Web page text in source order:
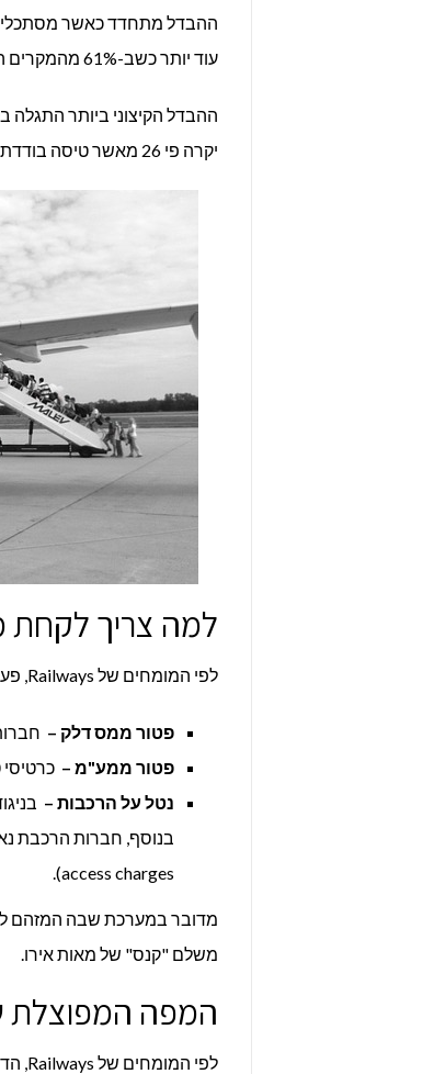
עוד יותר כשב-61% מהמקרים הטיסה מנצחת במחיר.
ההבדל הקיצוני ביותר התגלה
יקרה פי 26 מאשר טיסה בודדת בחברת לואו-קוסט.
למה צריך לקחת
לפי המומחים של Railways, פער המחירים אינו נובע מיעילות של חברות התעופה, אלא ממדיניות המיסוי:
פטור ממס דלק –
פטור ממע"מ –
נטל על הרכבות –
access charges).
מדובר במערכת שבה המזהם
משלם "קנס" של מאות אירו.
המפה המפוצלת